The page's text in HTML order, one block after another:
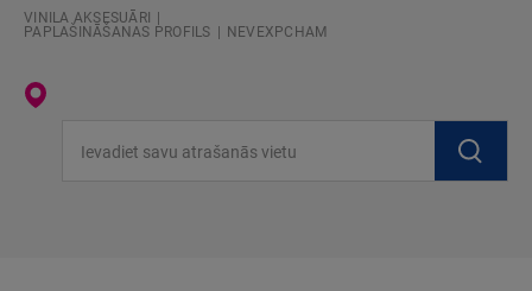
VINILA AKSESUĀRI
PAPLAŠINĀŠANAS PROFILS
NEVEXPCHAM